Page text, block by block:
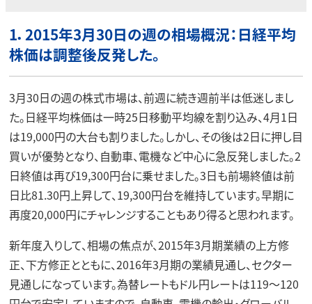
1．2015年3月30日の週の相場概況：日経平均
株価は調整後反発した。
3月30日の週の株式市場は、前週に続き週前半は低迷しまし
た。日経平均株価は一時25日移動平均線を割り込み、4月1日
は19,000円の大台も割りました。しかし、その後は2日に押し目
買いが優勢となり、自動車、電機など中心に急反発しました。2
日終値は再び19,300円台に乗せました。3日も前場終値は前
日比81.30円上昇して、19,300円台を維持しています。早期に
再度20,000円にチャレンジすることもあり得ると思われます。
新年度入りして、相場の焦点が、2015年3月期業績の上方修
正、下方修正とともに、2016年3月期の業績見通し、セクター
見通しになっています。為替レートもドル円レートは119～120